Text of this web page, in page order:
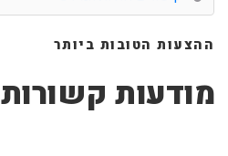
ההצעות הטובות ביותר
מודעות קשורות